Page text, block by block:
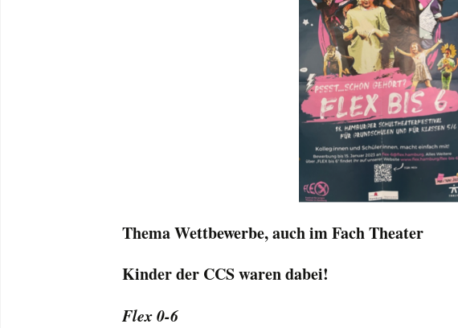
Thema Wettbewerbe, auch im Fach Theater
Kinder der CCS waren dabei!
Flex 0-6